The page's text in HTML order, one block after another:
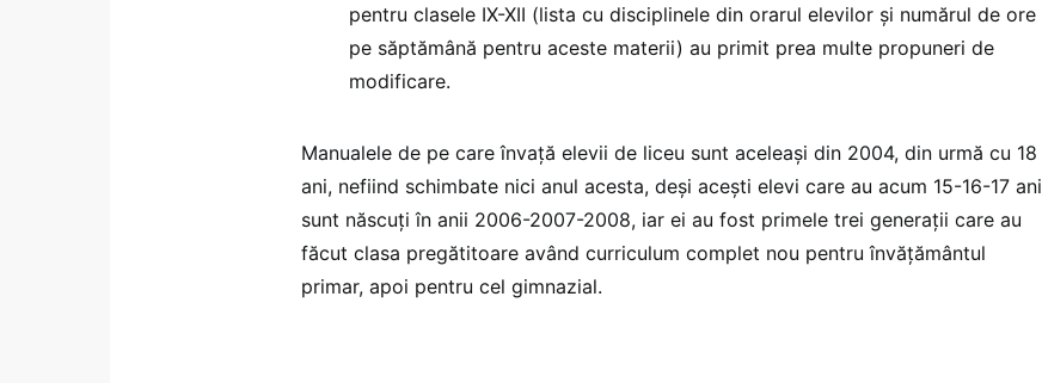
pentru clasele IX-XII (lista cu disciplinele din orarul elevilor și numărul de ore
pe săptămână pentru aceste materii) au primit prea multe propuneri de
modificare.
Manualele de pe care învață elevii de liceu sunt aceleași din 2004, din urmă cu 18
ani, nefiind schimbate nici anul acesta, deși acești elevi care au acum 15-16-17 ani
sunt născuți în anii 2006-2007-2008, iar ei au fost primele trei generații care au
făcut clasa pregătitoare având curriculum complet nou pentru învățământul
primar, apoi pentru cel gimnazial.